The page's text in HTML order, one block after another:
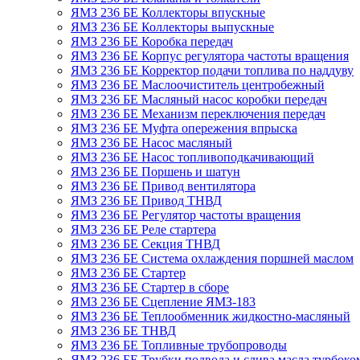
ЯМЗ 236 БЕ Коллекторы впускные
ЯМЗ 236 БЕ Коллекторы выпускные
ЯМЗ 236 БЕ Коробка передач
ЯМЗ 236 БЕ Корпус регулятора частоты вращения
ЯМЗ 236 БЕ Корректор подачи топлива по наддуву
ЯМЗ 236 БЕ Маслоочиститель центробежный
ЯМЗ 236 БЕ Масляный насос коробки передач
ЯМЗ 236 БЕ Механизм переключения передач
ЯМЗ 236 БЕ Муфта опережения впрыска
ЯМЗ 236 БЕ Насос масляный
ЯМЗ 236 БЕ Насос топливоподкачивающий
ЯМЗ 236 БЕ Поршень и шатун
ЯМЗ 236 БЕ Привод вентилятора
ЯМЗ 236 БЕ Привод ТНВД
ЯМЗ 236 БЕ Регулятор частоты вращения
ЯМЗ 236 БЕ Реле стартера
ЯМЗ 236 БЕ Секция ТНВД
ЯМЗ 236 БЕ Система охлаждения поршней маслом
ЯМЗ 236 БЕ Стартер
ЯМЗ 236 БЕ Стартер в сборе
ЯМЗ 236 БЕ Сцепление ЯМЗ-183
ЯМЗ 236 БЕ Теплообменник жидкостно-масляный
ЯМЗ 236 БЕ ТНВД
ЯМЗ 236 БЕ Топливные трубопроводы